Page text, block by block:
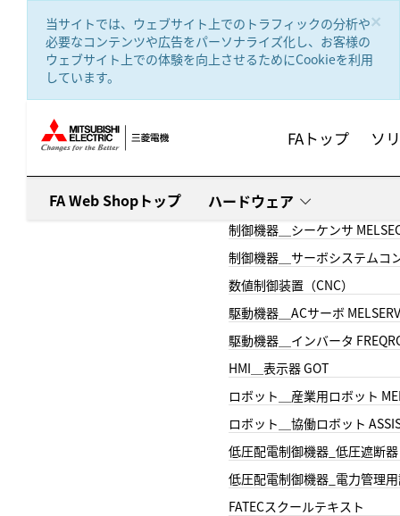
×
当サイトでは、ウェブサイト上でのトラフィックの分析や
必要なコンテンツや広告をパーソナライズ化し、お客様の
ウェブサイト上での体験を向上させるためにCookieを利用
しています。
FAトップ ソ
FA Web Shopトップ ハードウェア
制御機器＿シーケンサ
制御機器＿サーボシステムコ
数値制御装置（CNC）
駆動機器＿ACサーボ
駆動機器＿インバータ
HMI＿表示器 GOT
ロボット＿産業用ロボット
ロボット＿協働ロボット
低圧配電制御機器_低圧遮断器
低圧配電制御機器_電力管理
FATECスクールテキスト